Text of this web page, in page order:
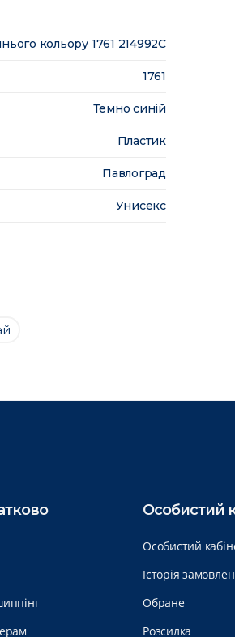
кольору 1761 214992C
1761
Темно синій
Пластик
Павлоград
Унисекс
Особистий
Особистий
Історія
Обране
Розсилка